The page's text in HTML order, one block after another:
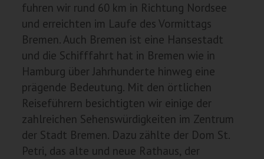
fuhren wir rund 60 km in Richtung Nordsee
und erreichten im Laufe des Vormittags
Bremen. Auch Bremen ist eine Hansestadt
und die Schifffahrt hat in Bremen wie in
Hamburg über Jahrhunderte hinweg eine
prägende Bedeutung. Mit den örtlichen
Reiseführern besichtigten wir einige der
zahlreichen Sehenswürdigkeiten im Zentrum
der Stadt Bremen. Dazu zählte der Dom St.
Petri, das alte und neue Rathaus, der